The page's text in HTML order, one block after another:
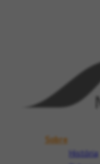
Sobre
História